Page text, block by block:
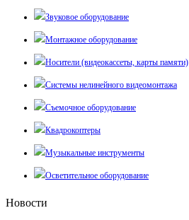
Звуковое оборудование
Монтажное оборудование
Носители (видеокассеты, карты памяти)
Системы нелинейного видеомонтажа
Съемочное оборудование
Квадрокоптеры
Музыкальные инструменты
Осветительное оборудование
Новости